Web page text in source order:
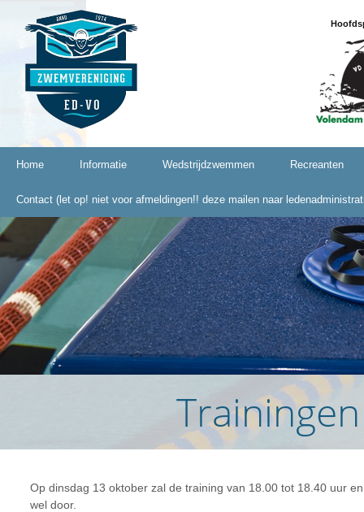
springen
Home Informatie
Lid worden?
Contributie 2025
Kalender 2024-2025
Gedragsregels seksuele
intimidatie
Wedstrijdzwemmen Recreanten
Contact (let op! niet voor afmeldingen!! deze mailen naar
Op dinsdag 13 oktober zal de training van 18.00 tot 18.40 uur
wel door.